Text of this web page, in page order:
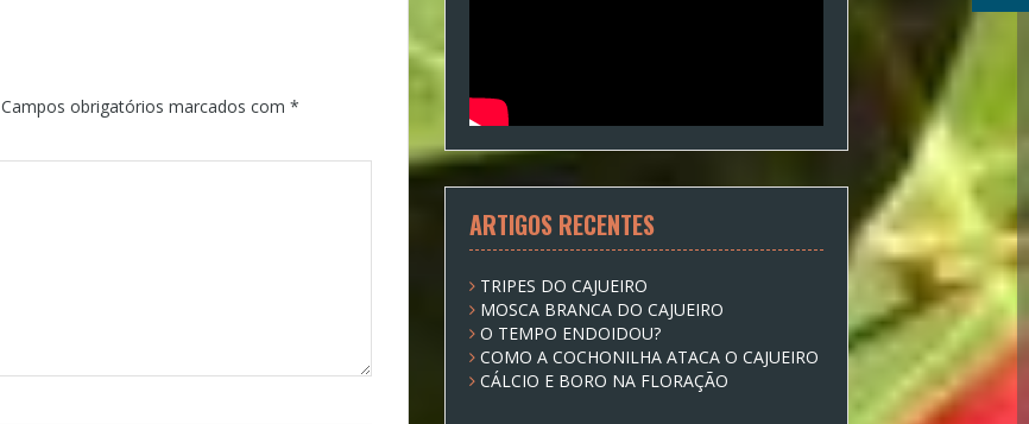
Campos obrigatórios marcados com *
ARTIGOS RECENTES
TRIPES DO CAJUEIRO
MOSCA BRANCA DO CAJUEIRO
O TEMPO ENDOIDOU?
COMO A COCHONILHA ATACA O CAJUEIRO
CÁLCIO E BORO NA FLORAÇÃO